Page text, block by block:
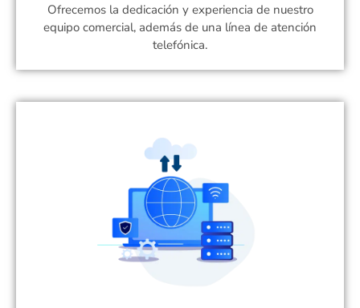
Ofrecemos la dedicación y experiencia de nuestro
equipo comercial, además de una línea de atención
telefónica.